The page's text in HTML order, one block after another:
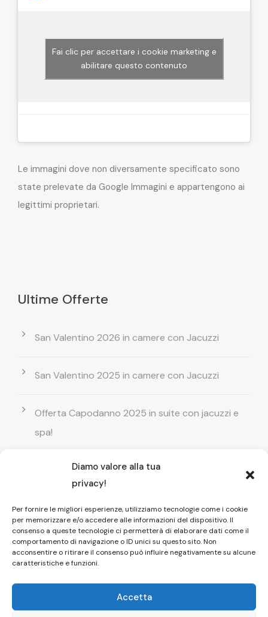
Diamo valore alla tua
privacy!
Per fornire le migliori esperienze, utilizziamo tecnologie come i cookie
per memorizzare e/o accedere alle informazioni del dispositivo. Il
consenso a queste tecnologie ci permetterà di elaborare dati come il
comportamento di navigazione o ID unici su questo sito. Non
acconsentire o ritirare il consenso può influire negativamente su alcune
caratteristiche e funzioni.
Accetta
Fai clic per accettare i cookie marketing e
abilitare questo contenuto
Le immagini dove non diversamente specificato sono
state prelevate da Google Immagini e appartengono ai
legittimi proprietari.
Ultime Offerte
San Valentino 2026 in camere con Jacuzzi
San Valentino 2025 in camere con Jacuzzi
Offerta Capodanno 2025 in suite con jacuzzi e
spa!
Offerta Natale in camera con vasca
idromassaggio ! Prenota il tuo relax esclusivo
Entrata GRATUITA in Piscina esterna! Il tuo relax
di coppia